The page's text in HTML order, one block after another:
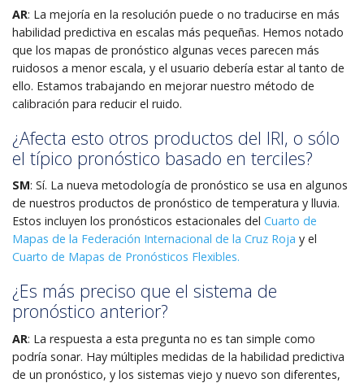
AR: La mejoría en la resolución puede o no traducirse en más
habilidad predictiva en escalas más pequeñas. Hemos notado
que los mapas de pronóstico algunas veces parecen más
ruidosos a menor escala, y el usuario debería estar al tanto de
ello. Estamos trabajando en mejorar nuestro método de
calibración para reducir el ruido.
¿Afecta esto otros productos del IRI, o sólo
el típico pronóstico basado en terciles?
SM: Sí. La nueva metodología de pronóstico se usa en algunos
de nuestros productos de pronóstico de temperatura y lluvia.
Estos incluyen los pronósticos estacionales del Cuarto de
Mapas de la Federación Internacional de la Cruz Roja y el
Cuarto de Mapas de Pronósticos Flexibles.
¿Es más preciso que el sistema de
pronóstico anterior?
AR: La respuesta a esta pregunta no es tan simple como
podría sonar. Hay múltiples medidas de la habilidad predictiva
de un pronóstico, y los sistemas viejo y nuevo son diferentes,